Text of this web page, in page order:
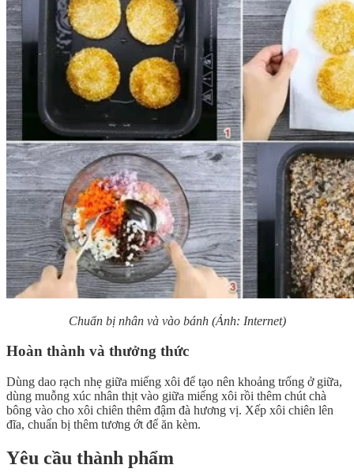
Chuẩn bị nhân và vào bánh (Ảnh: Internet)
Hoàn thành và thưởng thức
Dùng dao rạch nhẹ giữa miếng xôi để tạo nên khoảng trống ở giữa,
dùng muỗng xúc nhân thịt vào giữa miếng xôi rồi thêm chút chà
bông vào cho xôi chiên thêm đậm đà hương vị. Xếp xôi chiên lên
đĩa, chuẩn bị thêm tương ớt để ăn kèm.
Yêu cầu thành phẩm